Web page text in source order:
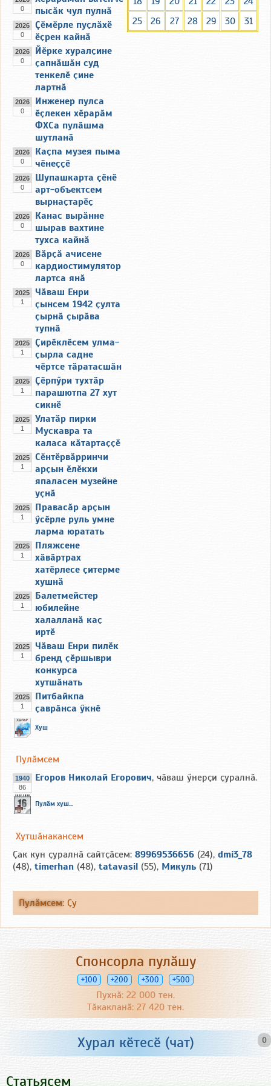
25
26 27 28 29 30 31
0
пысӑк чул пулнӑ
2026
0
Ҫӗмӗрле пуҫлӑхӗ
ӗҫрен кайнӑ
2026
0
Йӗрке хуралҫине
ҫапнӑшӑн суд
тенкелӗ ҫине
лартнӑ
2026
0
Инженер пулса
ӗҫлекен хӗрарӑм
ФХСа пулӑшма
шутланӑ
2026
0
Каҫпа музея пыма
чӗнеҫҫӗ
2026
0
Шупашкарта ҫӗнӗ
арт-объектсем
вырнаҫтарӗҫ
2026
0
Канас вырӑнне
шырав вахтине
тухса кайнӑ
2026
0
Вӑрҫӑ ачисене
кардиостимулятор
лартса янӑ
2025
1
Чӑваш Енри
ҫынсем 1942 ҫулта
ҫырнӑ ҫырӑва
тупнӑ
2025
1
Ҫирӗклӗсем улма-
ҫырла садне
чӗртсе тӑратасшӑн
2025
1
Ҫӗрпӳри тухтӑр
парашютпа 27 хут
сикнӗ
2025
1
Улатӑр пирки
Мускавра та
каласа кӑтартаҫҫӗ
2025
1
Сӗнтӗрвӑрринчи
арҫын ӗлӗкхи
япаласен музейне
уҫнӑ
2025
1
Правасӑр арҫын
ӳсӗрле руль умне
ларма юратать
2025
1
Пляжсене
хӑвӑртрах
хатӗрлесе ҫитерме
хушнӑ
2025
1
Балетмейстер
юбилейне
халалланӑ каҫ
иртӗ
2025
1
Чӑваш Енри пилӗк
бренд ҫӗршыври
конкурса
хутшӑнать
2025
1
Питбайкпа
ҫаврӑнса ӳкнӗ
Хуш
Пулӑмсем
1940
86
Егоров Николай Егорович, чӑваш ӳнерҫи ҫуралнӑ.
Пулӑм хуш...
Хутшӑнакансем
Ҫак кун ҫуралнӑ сайтҫӑсем: 89969536656 (24), dmi3_78
(48), timerhan (48), tatavasil (55), Микуль (71)
Пулӑмсем: Ҫу
Спонсорла пулӑшу
+100 +200 +300 +500
Пухнӑ: 22 000 тен.
Тӑкакланӑ: 27 420 тен.
0
Хурал кӗтесӗ (чат)
Статьясем